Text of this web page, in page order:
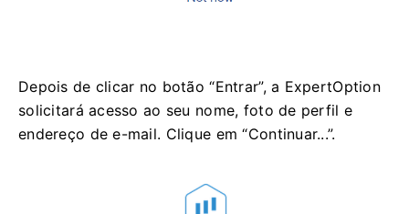
Depois de clicar no botão “Entrar”, a ExpertOption
solicitará acesso ao seu nome, foto de perfil e
endereço de e-mail. Clique em “Continuar...”.